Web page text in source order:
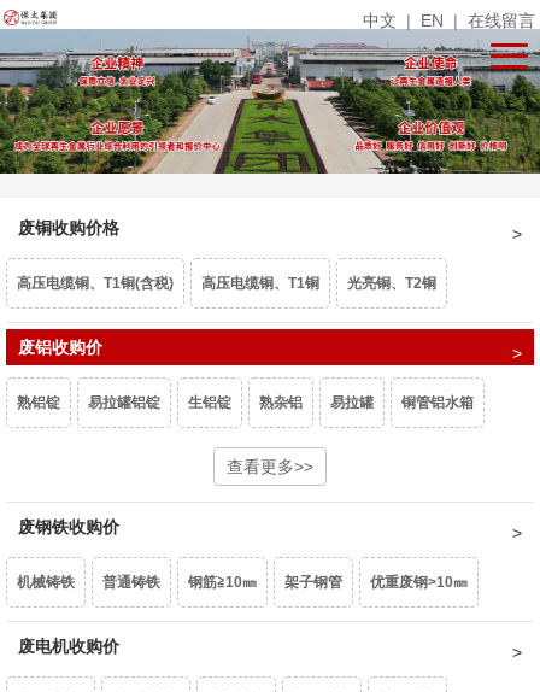
中文 | EN | 在线留言
废铜收购价格
高压电缆铜、T1铜(含税) 高压电缆铜、T1铜 光亮铜、T2铜
单线光亮铜
废紫杂铜、热水器（乘品位） 锡青铜95、663（乘品位） 机铜
黄铜沫
废铝收购价
熟铝锭 易拉罐铝锭 生铝锭 熟杂铝 易拉罐 铜管铝水箱
型材旧料 喷涂型材
6082白料 2系白料
型材铝屑 光亮铝线 铝线 钢芯铝绞线 拉丝铝线 铝水箱
干净铝模板
查看更多>>
废钢铁收购价
机械铸铁 普通铸铁 钢筋≧10㎜ 架子钢管 优重废钢>10㎜
重型废钢6-10㎜
废电机收购价